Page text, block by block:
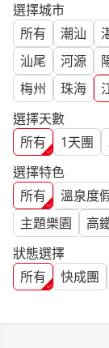
選擇城市
所有
潮汕
汕尾
河源
梅州
珠海
選擇天數
所有
1天團
選擇特色
所有
溫泉度
主題樂園
高
狀態選擇
所有
快成團